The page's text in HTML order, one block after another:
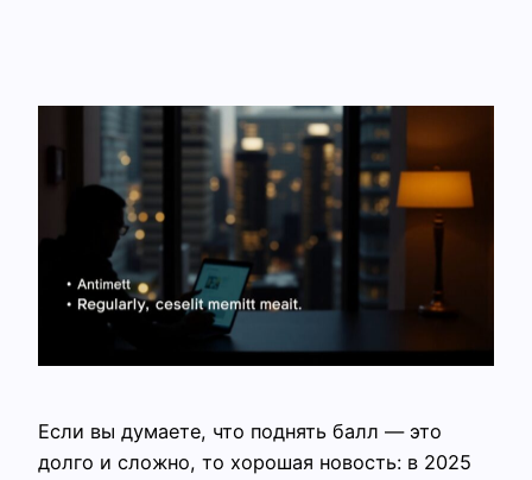
Если вы думаете, что поднять балл — это
долго и сложно, то хорошая новость: в 2025